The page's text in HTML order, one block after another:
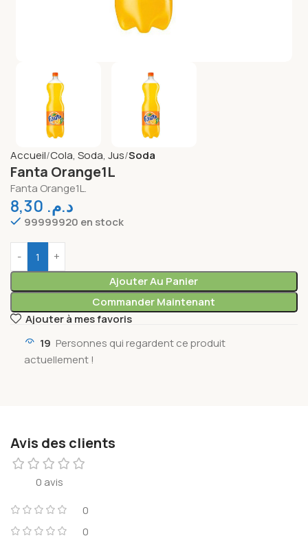
Accueil Cola, Soda, Jus Soda
Fanta Orange1L
Fanta Orange1L.
د.م.
99999920 en stock
Ajouter Au Panier
Commander Maintenant
Ajouter à mes favoris
19 Personnes qui regardent ce produit
actuellement !
Avis des clients
0 avis
0
0